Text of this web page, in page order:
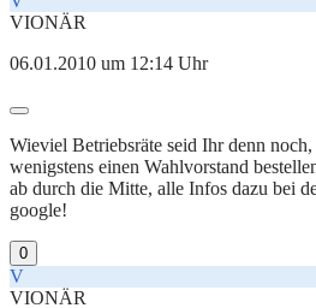
VIONÄR
06.01.2010 um 12:14 Uhr
Wieviel Betriebsräte seid Ihr denn
wenigstens einen Wahlvorstand
ab durch die Mitte, alle Infos dazu bei
google!
0
V
VIONÄR